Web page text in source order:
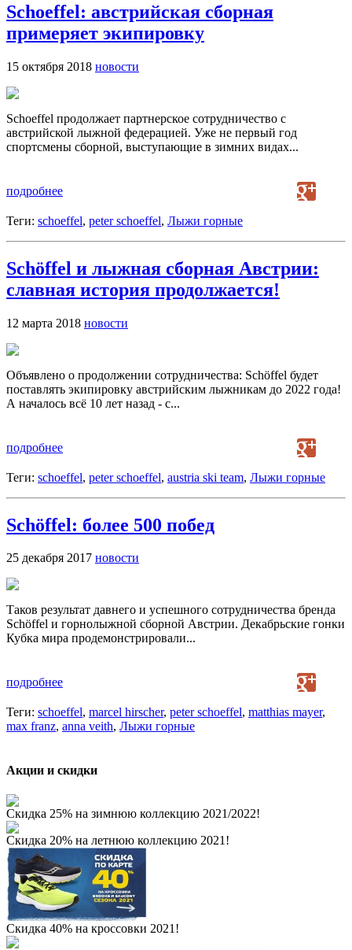
Schoeffel: австрийская сборная
примеряет экипировку
15 октября 2018 новости
Schoeffel продолжает партнерское сотрудничество с
австрийской лыжной федерацией. Уже не первый год
спортсмены сборной, выступающие в зимних видах...
подробнее
Теги: schoeffel, peter schoeffel, Лыжи горные
Schöffel и лыжная сборная Австрии:
славная история продолжается!
12 марта 2018 новости
Объявлено о продолжении сотрудничества: Schöffel будет
поставлять экипировку австрийским лыжникам до 2022 года!
А началось всё 10 лет назад - с...
подробнее
Теги: schoeffel, peter schoeffel, austria ski team, Лыжи горные
Schöffel: более 500 побед
25 декабря 2017 новости
Таков результат давнего и успешного сотрудничества бренда
Schöffel и горнолыжной сборной Австрии. Декабрьские гонки
Кубка мира продемонстрировали...
подробнее
Теги: schoeffel, marcel hirscher, peter schoeffel, matthias mayer,
max franz, anna veith, Лыжи горные
Акции и скидки
Скидка 25% на зимнюю коллекцию 2021/2022!
Скидка 20% на летнюю коллекцию 2021!
Скидка 40% на кроссовки 2021!